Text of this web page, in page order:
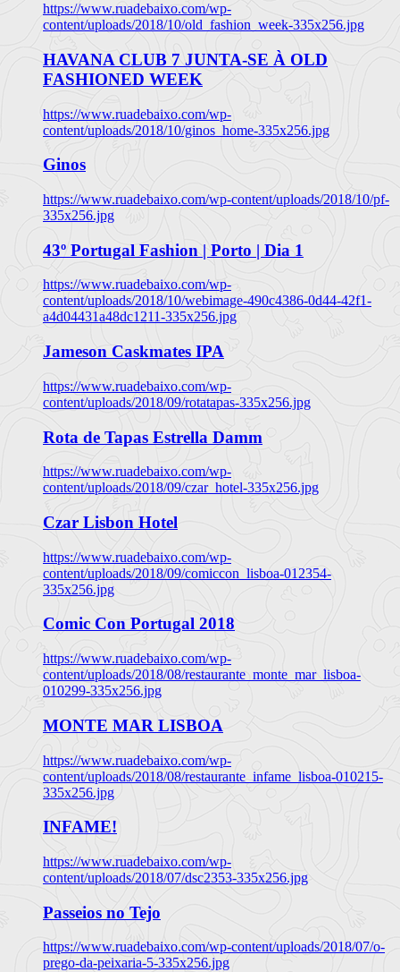
https://www.ruadebaixo.com/wp-
content/uploads/2018/10/old_fashion_week-335x256.jpg
HAVANA CLUB 7 JUNTA-SE À OLD
FASHIONED WEEK
https://www.ruadebaixo.com/wp-
content/uploads/2018/10/ginos_home-335x256.jpg
Ginos
https://www.ruadebaixo.com/wp-content/uploads/2018/10/pf-
335x256.jpg
43º Portugal Fashion | Porto | Dia 1
https://www.ruadebaixo.com/wp-
content/uploads/2018/10/webimage-490c4386-0d44-42f1-
a4d04431a48dc1211-335x256.jpg
Jameson Caskmates IPA
https://www.ruadebaixo.com/wp-
content/uploads/2018/09/rotatapas-335x256.jpg
Rota de Tapas Estrella Damm
https://www.ruadebaixo.com/wp-
content/uploads/2018/09/czar_hotel-335x256.jpg
Czar Lisbon Hotel
https://www.ruadebaixo.com/wp-
content/uploads/2018/09/comiccon_lisboa-012354-
335x256.jpg
Comic Con Portugal 2018
https://www.ruadebaixo.com/wp-
content/uploads/2018/08/restaurante_monte_mar_lisboa-
010299-335x256.jpg
MONTE MAR LISBOA
https://www.ruadebaixo.com/wp-
content/uploads/2018/08/restaurante_infame_lisboa-010215-
335x256.jpg
INFAME!
https://www.ruadebaixo.com/wp-
content/uploads/2018/07/dsc2353-335x256.jpg
Passeios no Tejo
https://www.ruadebaixo.com/wp-content/uploads/2018/07/o-
prego-da-peixaria-5-335x256.jpg